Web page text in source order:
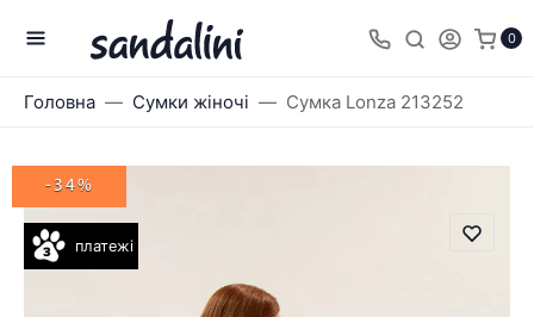
0
Головна Сумки жіночі Сумка Lonza 213252
платежі
-34%